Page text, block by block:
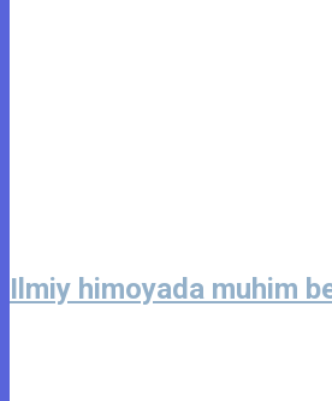
Ilmiy himoyada muhim